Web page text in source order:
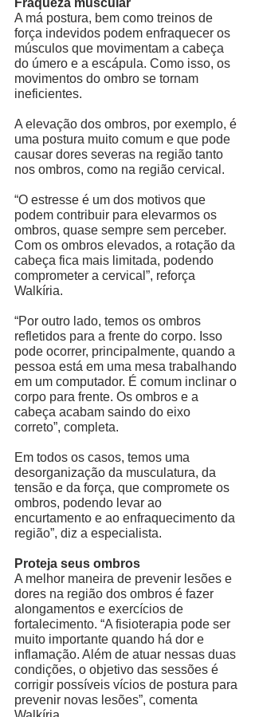
Fraqueza muscular
A má postura, bem como treinos de
força indevidos podem enfraquecer os
músculos que movimentam a cabeça
do úmero e a escápula. Como isso, os
movimentos do ombro se tornam
ineficientes.
A elevação dos ombros, por exemplo, é
uma postura muito comum e que pode
causar dores severas na região tanto
nos ombros, como na região cervical.
“O estresse é um dos motivos que
podem contribuir para elevarmos os
ombros, quase sempre sem perceber.
Com os ombros elevados, a rotação da
cabeça fica mais limitada, podendo
comprometer a cervical”, reforça
Walkíria.
“Por outro lado, temos os ombros
refletidos para a frente do corpo. Isso
pode ocorrer, principalmente, quando a
pessoa está em uma mesa trabalhando
em um computador. É comum inclinar o
corpo para frente. Os ombros e a
cabeça acabam saindo do eixo
correto”, completa.
Em todos os casos, temos uma
desorganização da musculatura, da
tensão e da força, que compromete os
ombros, podendo levar ao
encurtamento e ao enfraquecimento da
região”, diz a especialista.
Proteja seus ombros
A melhor maneira de prevenir lesões e
dores na região dos ombros é fazer
alongamentos e exercícios de
fortalecimento. “A fisioterapia pode ser
muito importante quando há dor e
inflamação. Além de atuar nessas duas
condições, o objetivo das sessões é
corrigir possíveis vícios de postura para
prevenir novas lesões”, comenta